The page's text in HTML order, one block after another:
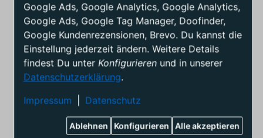
BINDUNG 2024
(0) 0
Gib deine erste Bewertung für diesen Artikel ab
und hilf Anderen bei der Kaufentscheidung
*
Google Ads, Google Analytics, Google Analytics,
Google Ads, Google Tag Manager, Doofinder,
Google Kundenrezensionen, Brevo. Du kannst die
Einstellung jederzeit ändern. Weitere Details
findest Du unter Konfigurierenund in unserer
Datenschutzerklärung.
Impressum
Datenschutz
Alle akzeptieren
Konfigurieren
Ablehnen